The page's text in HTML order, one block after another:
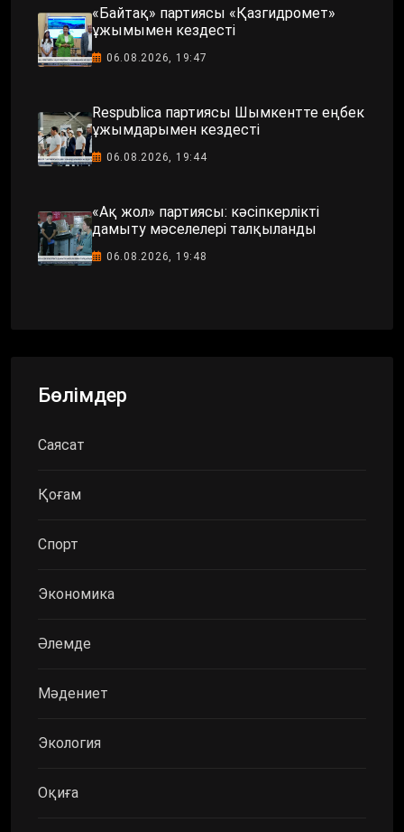
«Байтақ» партиясы «Қазгидромет»
ұжымымен кездесті
06.08.2026, 19:47
Respublica партиясы Шымкентте еңбек
ұжымдарымен кездесті
06.08.2026, 19:44
«Ақ жол» партиясы: кәсіпкерлікті
дамыту мәселелері талқыланды
06.08.2026, 19:48
Бөлімдер
Саясат
Қоғам
Спорт
Экономика
Әлемде
Мәдениет
Экология
Оқиға